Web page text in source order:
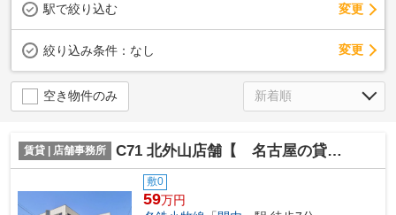
駅で絞り込む 変更
絞り込み条件： なし 変更
空き物件のみ
賃貸 | 店舗事務所 C71 北外山店舗【 名古屋の貸事務所・貸オフィス 】
敷0
59万円